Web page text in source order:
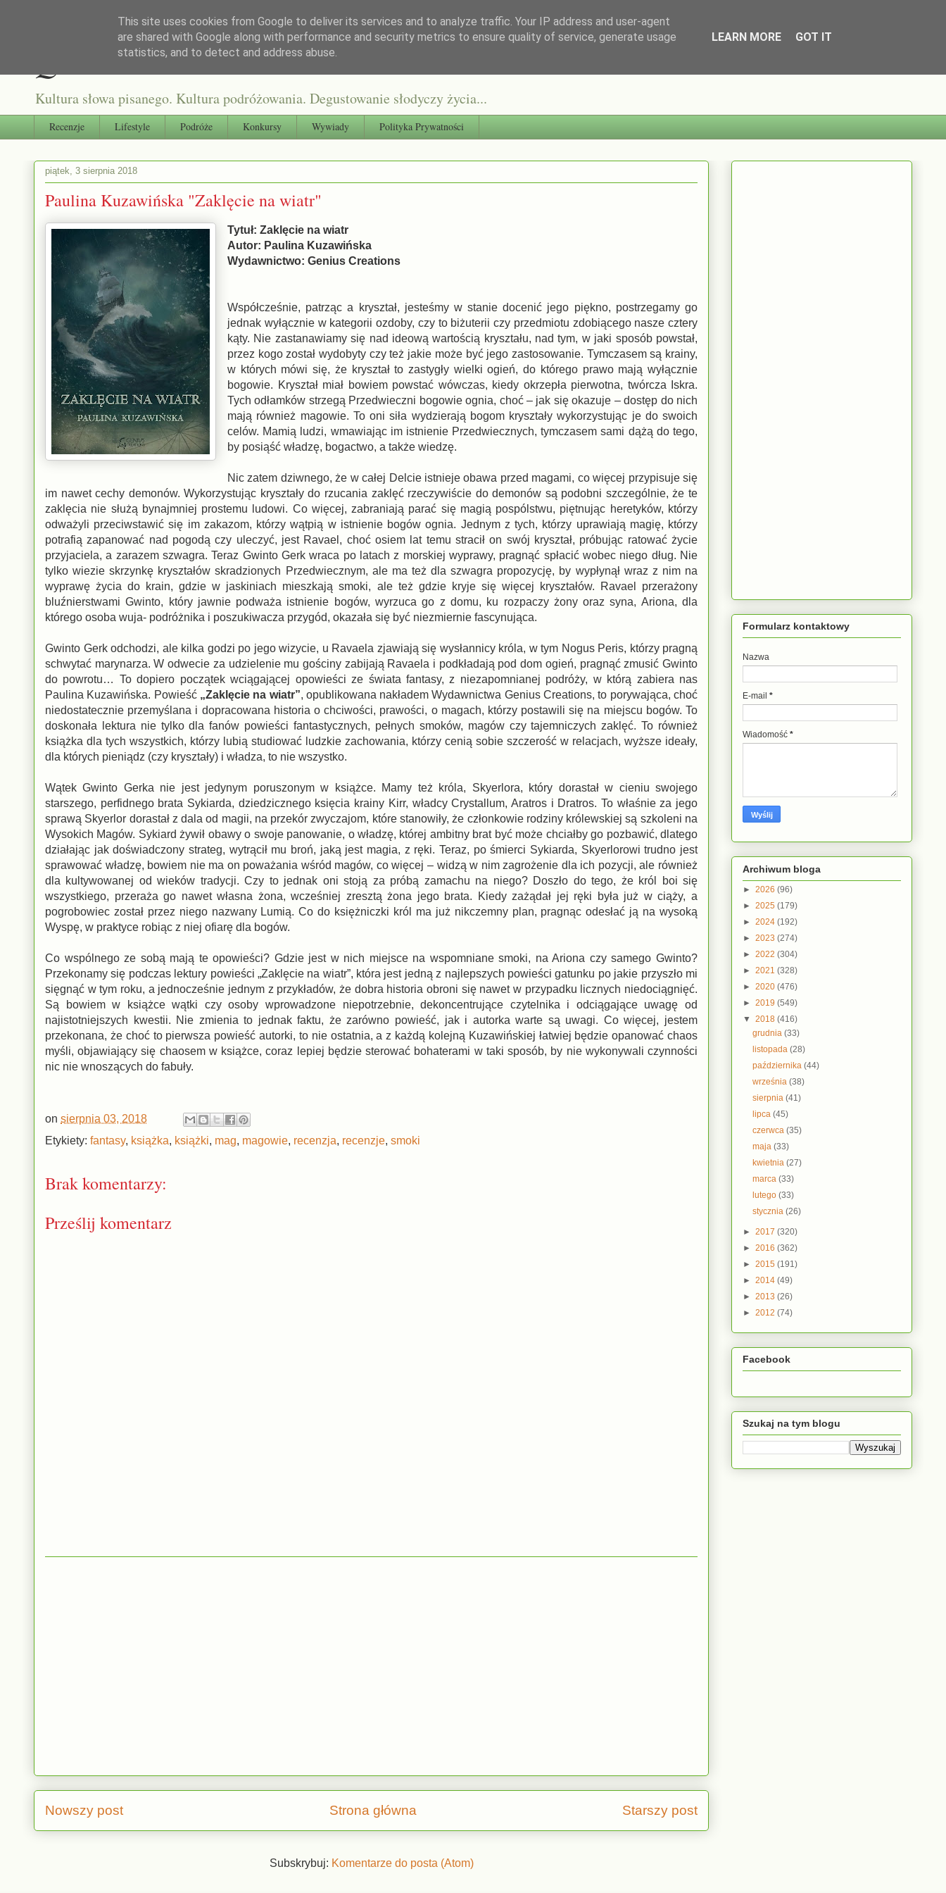
Qultura słowa
Kultura słowa pisanego. Kultura podróżowania. Degustowanie słodyczy życia...
Recenzje Lifestyle Podróże Konkursy Wywiady Polityka Prywatności
piątek, 3 sierpnia 2018
Paulina Kuzawińska "Zaklęcie na wiatr"
Tytuł: Zaklęcie na wiatr
Autor: Paulina Kuzawińska
Wydawnictwo: Genius Creations
Współcześnie, patrząc a kryształ, jesteśmy w stanie docenić jego piękno, postrzegamy go
jednak wyłącznie w kategorii ozdoby, czy to biżuterii czy przedmiotu zdobiącego nasze cztery
kąty. Nie zastanawiamy się nad ideową wartością kryształu, nad tym, w jaki sposób powstał,
przez kogo został wydobyty czy też jakie może być jego zastosowanie. Tymczasem są krainy,
w których mówi się, że kryształ to zastygły wielki ogień, do którego prawo mają wyłącznie
bogowie. Kryształ miał bowiem powstać wówczas, kiedy okrzepła pierwotna, twórcza Iskra.
Tych odłamków strzegą Przedwieczni bogowie ognia, choć – jak się okazuje – dostęp do nich
mają również magowie. To oni siła wydzierają bogom kryształy wykorzystując je do swoich
celów. Mamią ludzi, wmawiając im istnienie Przedwiecznych, tymczasem sami dążą do tego,
by posiąść władzę, bogactwo, a także wiedzę.
Nic zatem dziwnego, że w całej Delcie istnieje obawa przed magami, co więcej przypisuje się
im nawet cechy demonów. Wykorzystując kryształy do rzucania zaklęć rzeczywiście do demonów są podobni szczególnie, że te
zaklęcia nie służą bynajmniej prostemu ludowi. Co więcej, zabraniają parać się magią pospólstwu, piętnując heretyków, którzy
odważyli przeciwstawić się im zakazom, którzy wątpią w istnienie bogów ognia. Jednym z tych, którzy uprawiają magię, którzy
potrafią zapanować nad pogodą czy uleczyć, jest Ravael, choć osiem lat temu stracił on swój kryształ, próbując ratować życie
przyjaciela, a zarazem szwagra. Teraz Gwinto Gerk wraca po latach z morskiej wyprawy, pragnąć spłacić wobec niego dług. Nie
tylko wiezie skrzynkę kryształów skradzionych Przedwiecznym, ale ma też dla szwagra propozycję, by wypłynął wraz z nim na
wyprawę życia do krain, gdzie w jaskiniach mieszkają smoki, ale też gdzie kryje się więcej kryształów. Ravael przerażony
bluźnierstwami Gwinto, który jawnie podważa istnienie bogów, wyrzuca go z domu, ku rozpaczy żony oraz syna, Ariona, dla
którego osoba wuja- podróżnika i poszukiwacza przygód, okazała się być niezmiernie fascynująca.
Gwinto Gerk odchodzi, ale kilka godzi po jego wizycie, u Ravaela zjawiają się wysłannicy króla, w tym Nogus Peris, którzy pragną
schwytać marynarza. W odwecie za udzielenie mu gościny zabijają Ravaela i podkładają pod dom ogień, pragnąć zmusić Gwinto
do powrotu… To dopiero początek wciągającej opowieści ze świata fantasy, z niezapomnianej podróży, w którą zabiera nas
Paulina Kuzawińska. Powieść„Zaklęcie na wiatr”, opublikowana nakładem Wydawnictwa Genius Creations, to porywająca, choć
niedostatecznie przemyślana i dopracowana historia o chciwości, prawości, o magach, którzy postawili się na miejscu bogów. To
doskonała lektura nie tylko dla fanów powieści fantastycznych, pełnych smoków, magów czy tajemniczych zaklęć. To również
książka dla tych wszystkich, którzy lubią studiować ludzkie zachowania, którzy cenią sobie szczerość w relacjach, wyższe ideały,
dla których pieniądz (czy kryształy) i władza, to nie wszystko.
Wątek Gwinto Gerka nie jest jedynym poruszonym w książce. Mamy też króla, Skyerlora, który dorastał w cieniu swojego
starszego, perfidnego brata Sykiarda, dziedzicznego księcia krainy Kirr, władcy Crystallum, Aratros i Dratros. To właśnie za jego
sprawą Skyerlor dorastał z dala od magii, na przekór zwyczajom, które stanowiły, że członkowie rodziny królewskiej są szkoleni na
Wysokich Magów. Sykiard żywił obawy o swoje panowanie, o władzę, której ambitny brat być może chciałby go pozbawić, dlatego
działając jak doświadczony strateg, wytrącił mu broń, jaką jest magia, z ręki. Teraz, po śmierci Sykiarda, Skyerlorowi trudno jest
sprawować władzę, bowiem nie ma on poważania wśród magów, co więcej – widzą w nim zagrożenie dla ich pozycji, ale również
dla kultywowanej od wieków tradycji. Czy to jednak oni stoją za próbą zamachu na niego? Doszło do tego, że król boi się
wszystkiego, przeraża go nawet własna żona, wcześniej zresztą żona jego brata. Kiedy zażądał jej ręki była już w ciąży, a
pogrobowiec został przez niego nazwany Lumią. Co do księżniczki król ma już nikczemny plan, pragnąc odesłać ją na wysoką
Wyspę, w praktyce robiąc z niej ofiarę dla bogów.
Co wspólnego ze sobą mają te opowieści? Gdzie jest w nich miejsce na wspomniane smoki, na Ariona czy samego Gwinto?
Przekonamy się podczas lektury powieści „Zaklęcie na wiatr”, która jest jedną z najlepszych powieści gatunku po jakie przyszło mi
sięgnąć w tym roku, a jednocześnie jednym z przykładów, że dobra historia obroni się nawet w przypadku licznych niedociągnięć.
Są bowiem w książce wątki czy osoby wprowadzone niepotrzebnie, dekoncentrujące czytelnika i odciągające uwagę od
najistotniejszych kwestii. Nie zmienia to jednak faktu, że zarówno powieść, jak i autorka warte są uwagi. Co więcej, jestem
przekonana, że choć to pierwsza powieść autorki, to nie ostatnia, a z każdą kolejną Kuzawińskiej łatwiej będzie opanować chaos
myśli, objawiający się chaosem w książce, coraz lepiej będzie sterować bohaterami w taki sposób, by nie wykonywali czynności
nic nie wnoszących do fabuły.
on sierpnia 03, 2018
Etykiety: fantasy, książka, książki, mag, magowie, recenzja, recenzje, smoki
Brak komentarzy:
Prześlij komentarz
Nowszy post Starszy post
Strona główna
Subskrybuj: Komentarze do posta (Atom)
Formularz kontaktowy
Nazwa
E-mail *
Wiadomość *
Archiwum bloga
► 2026 (96)
► 2025 (179)
► 2024 (192)
► 2023 (274)
► 2022 (304)
► 2021 (328)
► 2020 (476)
► 2019 (549)
▼ 2018 (416)
grudnia(33)
listopada(28)
października(44)
września(38)
sierpnia(41)
lipca(45)
czerwca(35)
maja(33)
kwietnia(27)
marca(33)
lutego(33)
stycznia(26)
► 2017 (320)
► 2016 (362)
► 2015 (191)
► 2014 (49)
► 2013 (26)
► 2012 (74)
Facebook
Szukaj na tym blogu
This site uses cookies from Google to deliver its services and to analyze traffic. Your IP address and user-agent
are shared with Google along with performance and security metrics to ensure quality of service, generate usage
statistics, and to detect and address abuse.
LEARN MORE GOT IT